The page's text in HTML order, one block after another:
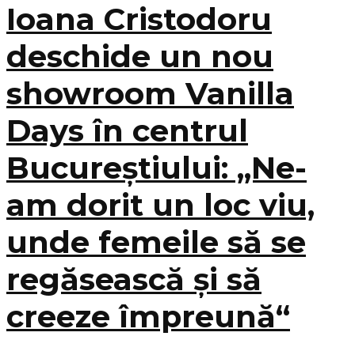
Ioana Cristodoru
deschide un nou
showroom Vanilla
Days în centrul
Bucureștiului: „Ne-
am dorit un loc viu,
unde femeile să se
regăsească și să
creeze împreună“